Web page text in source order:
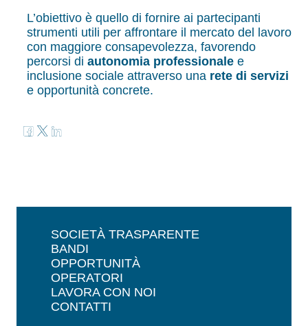
L’obiettivo è quello di fornire ai partecipanti
strumenti utili per affrontare il mercato del lavoro
con maggiore consapevolezza, favorendo
percorsi di autonomia professionale e
inclusione sociale attraverso una rete di servizi
e opportunità concrete.
SOCIETÀ TRASPARENTE
BANDI
OPPORTUNITÀ
OPERATORI
LAVORA CON NOI
CONTATTI